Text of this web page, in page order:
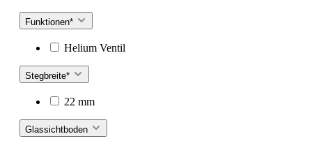
Funktionen*
Helium Ventil
Stegbreite*
22 mm
Glassichtboden